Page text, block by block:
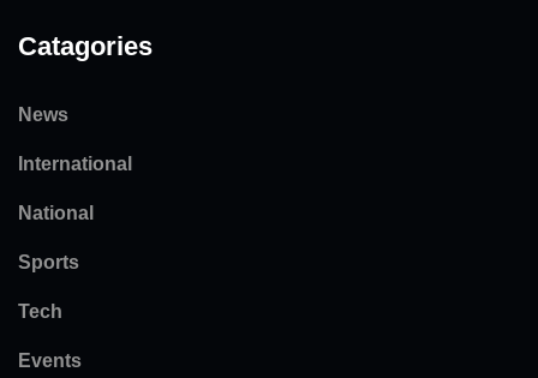
Catagories
News
International
National
Sports
Tech
Events